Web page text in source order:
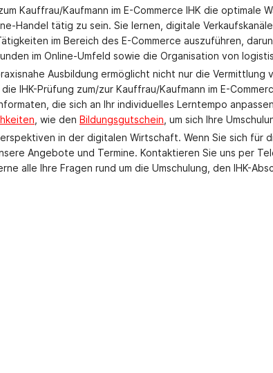
Kauffrau/Kaufmann im E-Commerce IHK die optimale
Handel tätig zu sein. Sie lernen, digitale
im Bereich des E-Commerce auszuführen,
im Online-Umfeld sowie die Organisation von
Ausbildung ermöglicht nicht nur die Vermittlung
IHK-Prüfung zum/zur Kauffrau/Kaufmann im E-
die sich an Ihr individuelles Lerntempo
, wie den Bildungsgutschein , um sich Ihre
in der digitalen Wirtschaft. Wenn Sie sich für
Angebote und Termine. Kontaktieren Sie uns per
alle Ihre Fragen rund um die Umschulung, den IHK-